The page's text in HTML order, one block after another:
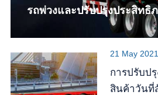
รถพ่วงและปรับปรุงประสิทธิ
21 May 2021
การปรับป
สินค้าวันที่